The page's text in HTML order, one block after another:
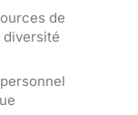
de
diversité